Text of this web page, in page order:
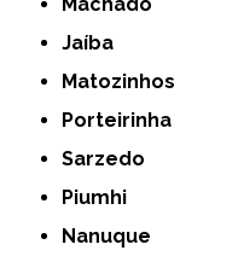
Jaíba
Matozinhos
Porteirinha
Sarzedo
Piumhi
Nanuque